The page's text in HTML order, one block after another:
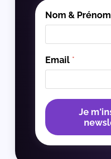
Nom & Prénom
Email *
Je